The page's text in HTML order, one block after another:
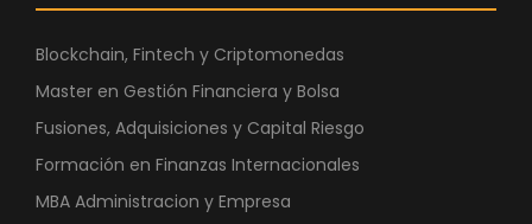
Blockchain, Fintech y Criptomonedas
Master en Gestión Financiera y Bolsa
Fusiones, Adquisiciones y Capital Riesgo
Formación en Finanzas Internacionales
MBA Administracion y Empresa